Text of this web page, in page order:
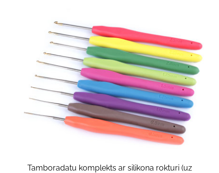
Tamboradatu komplekts ar silikona rokturi (uz